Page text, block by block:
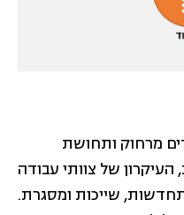
מרחוק ותחושת
העיקרון של צוותי עבודה
שייכות ומסגרת.